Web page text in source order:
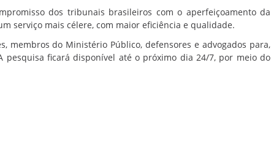
dos tribunais brasileiros com o aperfeiçoamento da
serviço mais célere, com maior eficiência e qualidade.
membros do Ministério Público, defensores e advogados para,
ficará disponível até o próximo dia 24/7, por meio do